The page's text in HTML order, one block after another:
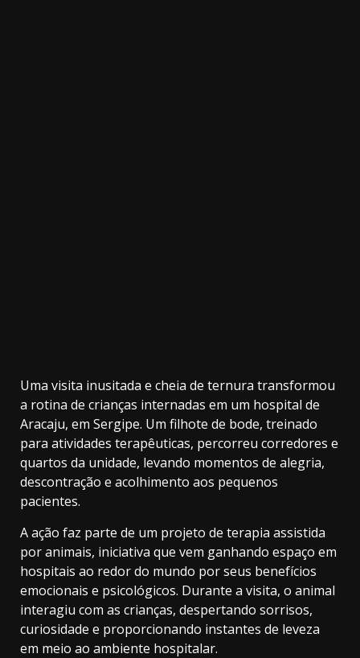
Uma visita inusitada e cheia de ternura transformou
a rotina de crianças internadas em um hospital de
Aracaju, em Sergipe. Um filhote de bode, treinado
para atividades terapêuticas, percorreu corredores e
quartos da unidade, levando momentos de alegria,
descontração e acolhimento aos pequenos
pacientes.
A ação faz parte de um projeto de terapia assistida
por animais, iniciativa que vem ganhando espaço em
hospitais ao redor do mundo por seus benefícios
emocionais e psicológicos. Durante a visita, o animal
interagiu com as crianças, despertando sorrisos,
curiosidade e proporcionando instantes de leveza
em meio ao ambiente hospitalar.